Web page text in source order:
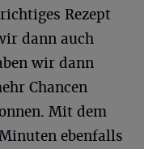
Rezept
dann auch
wir dann
Chancen
Mit dem
ebenfalls